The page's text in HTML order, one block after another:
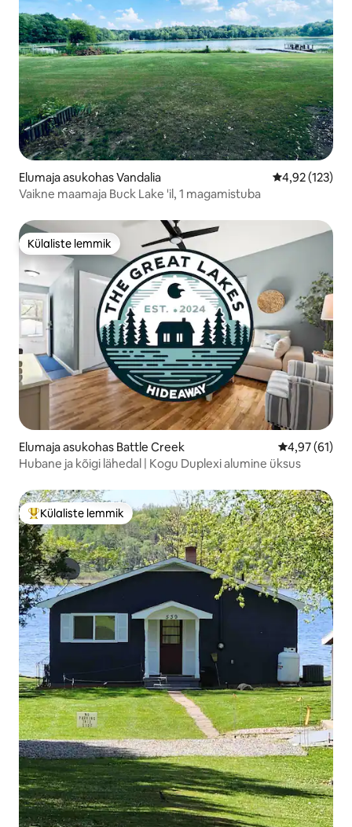
Elumaja asukohas Vandalia Keskmine
4,92 (123)
Vaikne maamaja Buck Lake 'il, 1 magamistuba
Külaliste lemmik
Külaliste lemmik
Elumaja asukohas Battle Creek Keskmine
4,97 (61)
Hubane ja kõigi lähedal | Kogu Duplexi alumine üksus
Külaliste suur lemmik
Külaliste lemmik